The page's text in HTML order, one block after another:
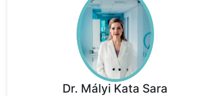
Dr. Mályi Kata Sara